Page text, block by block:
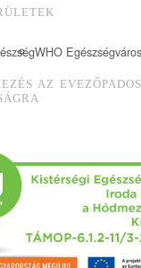
WHO Egészségváros
AZ EVEZŐPADOS